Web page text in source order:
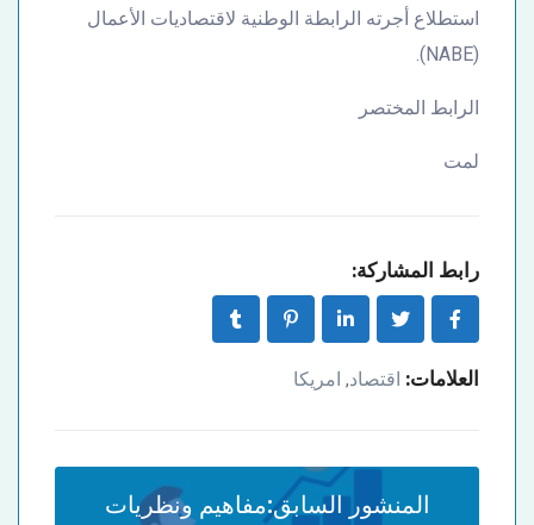
استطلاع أجرته الرابطة الوطنية لاقتصاديات الأعمال
(NABE).
الرابط المختصر
لمت
رابط المشاركة:
العلامات: اقتصاد, امريكا
المنشور السابق:مفاهيم ونظريات